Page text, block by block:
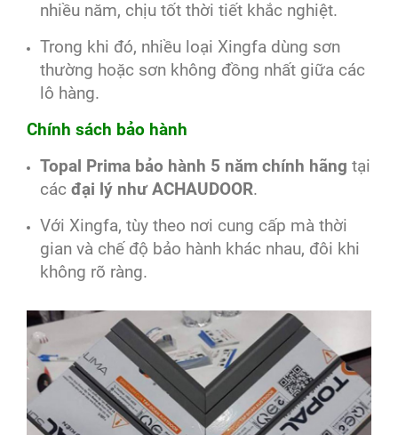
nhiều năm, chịu tốt thời tiết khắc nghiệt.
Trong khi đó, nhiều loại Xingfa dùng sơn
thường hoặc sơn không đồng nhất giữa các
lô hàng.
Chính sách bảo hành
Topal Prima bảo hành 5 năm chính hãng tại
các đại lý như ACHAUDOOR.
Với Xingfa, tùy theo nơi cung cấp mà thời
gian và chế độ bảo hành khác nhau, đôi khi
không rõ ràng.